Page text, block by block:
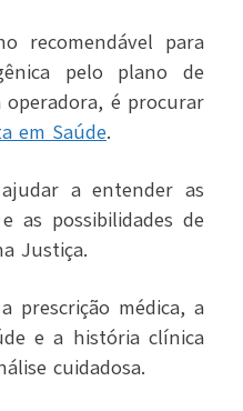
recomendável para
pelo plano de
operadora, é procurar
em Saúde.
a entender as
as possibilidades de
Justiça.
prescrição médica, a
e a história clínica
cuidadosa.